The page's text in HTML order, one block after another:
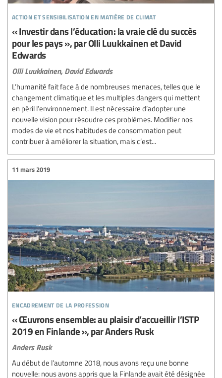
action et sensibilisation en matière de climat
« Investir dans l’éducation: la vraie clé du succès
pour les pays », par Olli Luukkainen et David
Edwards
Olli Luukkainen, David Edwards
L’humanité fait face à de nombreuses menaces, telles que le
changement climatique et les multiples dangers qui mettent
en péril l’environnement. Il est nécessaire d’adopter une
nouvelle vision pour résoudre ces problèmes. Modifier nos
modes de vie et nos habitudes de consommation peut
contribuer à améliorer la situation, mais c’est...
encadrement de la profession
11 mars 2019
« Œuvrons ensemble: au plaisir d’accueillir l’ISTP
2019 en Finlande », par Anders Rusk
Anders Rusk
Au début de l’automne 2018, nous avons reçu une bonne
nouvelle: nous avons appris que la Finlande avait été désignée